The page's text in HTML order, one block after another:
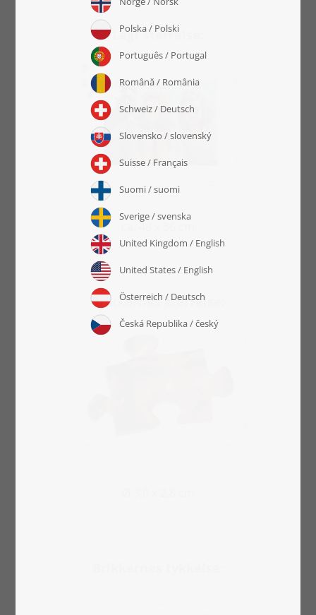
Lagt størrelse:
ca. 48 x 36 cm
Brikkernes størrelse: